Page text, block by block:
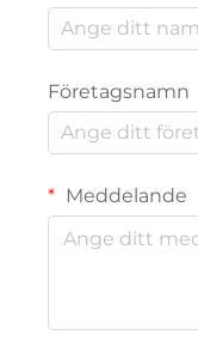
Företagsnamn
Meddelande